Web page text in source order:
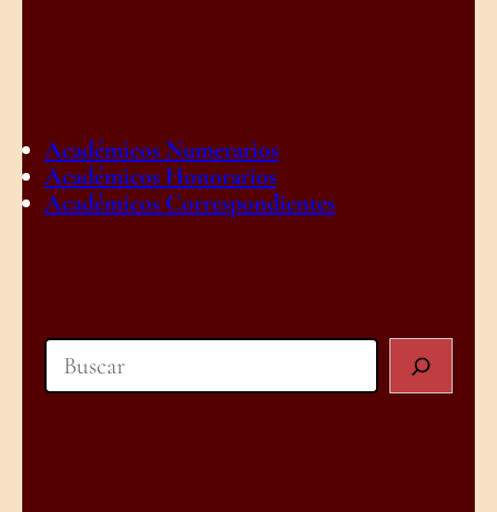
Académicos Numerarios
Académicos Honorarios
Académicos Correspondientes
Search